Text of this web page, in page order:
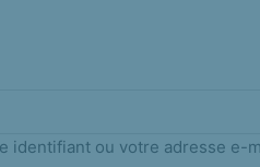
identifiant ou votre adresse